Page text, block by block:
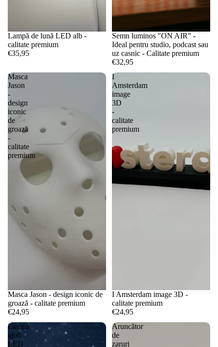
Lampă de lună LED alb -
calitate premium
€35,95
Semn luminos "ON AIR" -
Ideal pentru studio, podcast sau
uz casnic - Calitate premium
€32,95
Masca
Jason
-
design
iconic
de
groază
-
calitate
premium
Masca Jason - design iconic de
groază - calitate premium
€24,95
I
Amsterdam
image
3D
-
calitate
premium
I Amsterdam image 3D -
calitate premium
€24,95
Lampă
glob
LED
Aruncător
de
zaruri